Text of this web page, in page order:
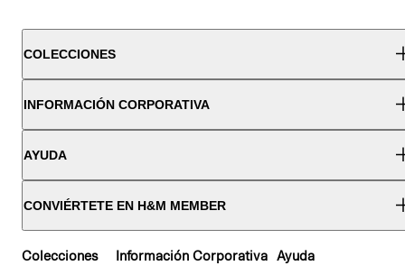
COLECCIONES
INFORMACIÓN CORPORATIVA
AYUDA
CONVIÉRTETE EN H&M MEMBER
Colecciones Información Corporativa Ayuda